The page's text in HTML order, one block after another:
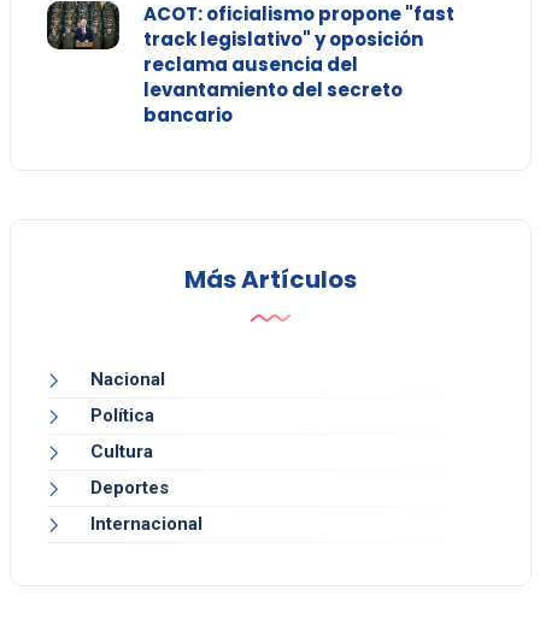
ACOT: oficialismo propone "fast
track legislativo" y oposición
reclama ausencia del
levantamiento del secreto
bancario
Más Artículos
Nacional
Política
Cultura
Deportes
Internacional